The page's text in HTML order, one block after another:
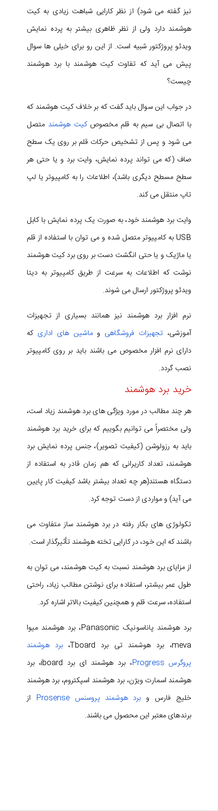
نیز گفته می شود) از نظر کارایی شباهت زیادی به کیت
هوشمند دارد ولی از نظر ظاهری بیشتر به پرده نمایش
ویدئو پروژکتور شبیه است. از این رو برای خیلی ها سوال
پیش می آید که تفاوت کیت هوشمند با برد هوشمند
چیست؟
در جواب این سوال باید گفت که بر خلاف کیت هوشمند که
با اتصال بی سیم به قلم مخصوصکیت هوشمند متصل
می شود و پس از تشخیص حرکات قلم بر روی یک سطح
صاف (که می تواند پرده نمایش، وایت برد و یا حتی هر
سطح مسطح دیگری باشد)، اطلاعات را به کامپیوتر یا لپ
تاپ منتقل می کند.
وایت برد هوشمند خود، به صورت یک پرده نمایش با کابل
USB به کامپیوتر متصل شده و می توان با استفاده از قلم
یا ماژیک و یا حتی انگشت دست بر روی برد کیت هوشمند
نوشت که اطلاعات به سرعت از طریق کامپیوتر به دیتا
ویدئو پروژکتور ارسال می شوند.
نرم افزار برد هوشمند نیز همانند بسیاری از تجهیزات
آموزشی، تجهیزات فروشگاهی وماشین های اداری که
دارای نرم افزار مخصوص می باشند باید بر روی کامپیوتر
نصب گردد.
خرید برد هوشمند
هر چند مطالب در مورد ویژگی های برد هوشمند زیاد است،
ولی مختصراً می توانیم بگوییم که برای خرید برد هوشمند
باید به رزولوشن (کیفیت تصویر)، جنس پرده نمایش برد
هوشمند، تعداد کاریرانی که هم زمان قادر به استفاده از
دستگاه هستند(هر چه تعداد بیشتر باشد کیفیت کار پایین
می آید) و مواردی از دست توجه کرد.
تکولوژی های بکار رفته در برد هوشمند ساز متفاوت می
باشند که این خود، در کارایی تخته هوشمند تأثیرگذار است.
از مزایای برد هوشمند نسبت به کیت هوشمند، می توان به
طول عمر بیشتر، استفاده برای نوشتن مطالب زیاد، راحتی
استفاده، سرعت قلم و همچنین کیفیت بالاتر اشاره کرد.
برد هوشمند پاناسونیک Panasonic، برد هوشمند میوا
meva، برد هوشمند تی برد Tboard،
برد هوشمند
پروگرس Progress
، برد هوشمند ای برد iboard، برد
هوشمند اسمارت ویژن، برد هوشمند اسپکتروم، برد هوشمند
خلیج فارس و برد هوشمند پروسنس Prosense
از
برندهای معتبر این محصول می باشند.